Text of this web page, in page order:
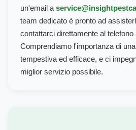
un'email a
team dedicato è pronto ad
contattarci direttamente al telefono
Comprendiamo l'importanza di
tempestiva ed efficace, e ci
miglior servizio possibile.